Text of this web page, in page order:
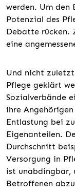
werden. Um den
Potenzial des
Debatte rücken.
eine
Und nicht
Pflege geklärt
Sozialverbände
ihre
Entlastung bei
Eigenanteilen.
Durchschnitt
Versorgung in
ist unabdingbar,
Betroffenen